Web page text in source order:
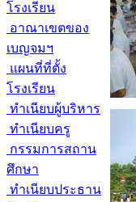
โรงเรียน
อาณาเขตของ
เบญจมฯ
แผนที่ที่ตั้ง
โรงเรียน
ทำเนียบผู้บริหาร
ทำเนียบครู
กรรมการสถาน
ศึกษา
ทำเนียบประธาน